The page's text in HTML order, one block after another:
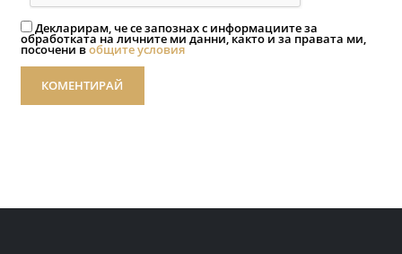
Декларирам, че се запознах с информациите за
обработката на личните ми данни, както и за правата ми,
посочени вобщите условия
КОМЕНТИРАЙ